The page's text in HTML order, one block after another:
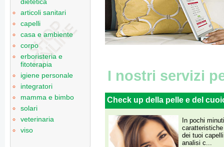
dietetica
articoli sanitari
capelli
casa e ambiente
corpo
erboristeria e
fitoterapia
igiene personale
integratori
mamma e bimbo
solari
veterinaria
viso
I nostri servizi
Check up della pelle e del
In pochi
dei tuoi
analisi c...